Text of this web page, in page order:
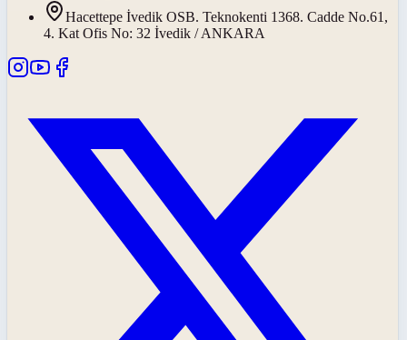
Hacettepe İvedik OSB. Teknokenti 1368. Cadde No.61,
4. Kat Ofis No: 32 İvedik / ANKARA